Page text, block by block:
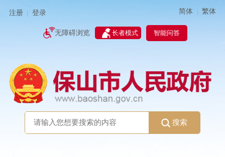
注册 登录 简体 | 繁体
无障碍浏览 长者模式 智能问答
搜索